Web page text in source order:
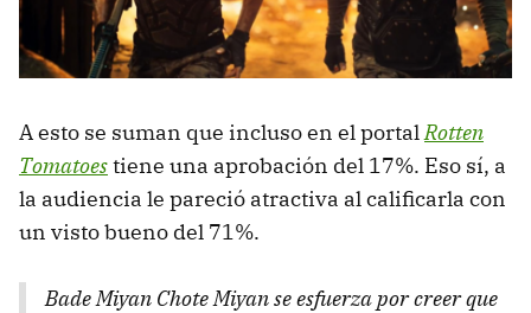
A esto se suman que incluso en el portalRotten
Tomatoestiene una aprobación del 17%. Eso sí, a
la audiencia le pareció atractiva al calificarla con
un visto bueno del 71%.
Bade Miyan Chote Miyanse esfuerza por creer que